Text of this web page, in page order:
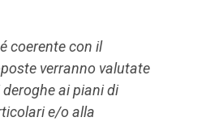
coerente con il
verranno valutate
ai piani di
e/o alla